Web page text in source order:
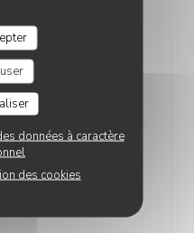
données à caractère
des cookies
ibérique
moment